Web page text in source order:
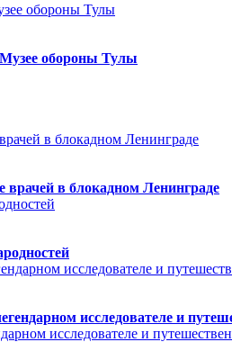
обороны Тулы
в блокадном Ленинграде
исследователе и
исследователе и